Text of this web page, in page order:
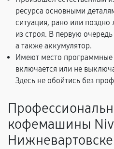
ресурса основными
ситуация, рано или
из строя. В первую
а также аккумулятор.
Имеют место программные
включается или не
Здесь не обойтись без
кофемашины
Нижневартовске